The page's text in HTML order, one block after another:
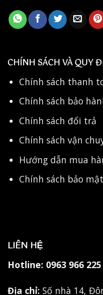
CHÍNH SÁCH VÀ QUY
Chính sách thanh
Chính sách bảo
Chính sách đổi trả
Chính sách vận
Hướng dẫn mua
Chính sách bảo mật
LIÊN HỆ
Hotline: 0963 966 225
Địa chỉ: Số nhà 14,